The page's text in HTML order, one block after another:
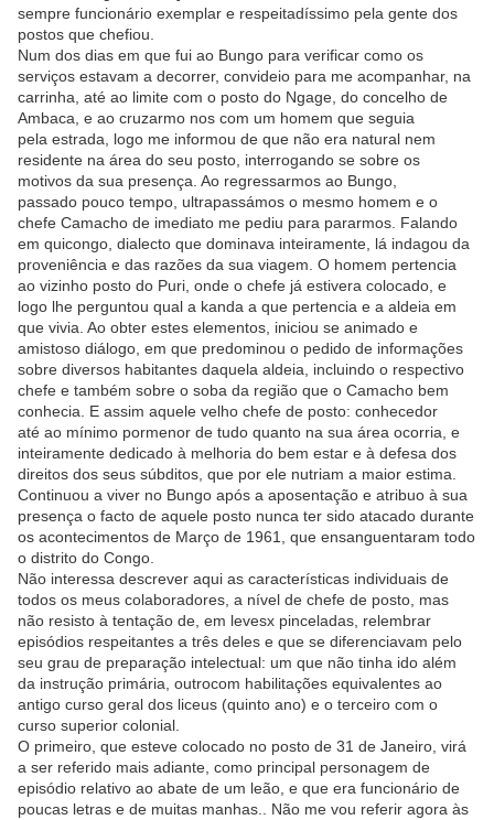
sempre funcionário exemplar e respeitadíssimo pela gente dos
postos que chefiou.
Num dos dias em que fui ao Bungo para verificar como os
serviços estavam a decorrer, convidei­o para me acompanhar, na
carrinha, até ao limite com o posto do Ngage, do concelho de
Ambaca, e ao cruzarmo nos com um homem que seguia
pela estrada, logo me informou de que não era natural nem
residente na área do seu posto, interrogando se sobre os
motivos da sua presença. Ao regressarmos ao Bungo,
passado pouco tempo, ultrapassámos o mesmo homem e o
chefe Camacho de imediato me pediu para pararmos. Falando
em quicongo, dialecto que dominava inteiramente, lá indagou da
proveniência e das razões da sua viagem. O homem pertencia
ao vizinho posto do Puri, onde o chefe já estivera colocado, e
logo lhe perguntou qual a kanda a que pertencia e a aldeia em
que vivia. Ao obter estes elementos, iniciou se animado e
amistoso diálogo, em que predominou o pedido de informações
sobre diversos habitantes daquela aldeia, incluindo o respectivo
chefe e também sobre o soba da região que o Camacho bem
conhecia. E assim aquele velho chefe de posto: conhecedor
até ao mínimo pormenor de tudo quanto na sua área ocorria, e
inteiramente dedicado à melhoria do bem estar e à defesa dos
direitos dos seus súbditos, que por ele nutriam a maior estima.
Continuou a viver no Bungo após a aposentação e atribuo à sua
presença o facto de aquele posto nunca ter sido atacado durante
os acontecimentos de Março de 1961, que ensanguentaram todo
o distrito do Congo.
Não interessa descrever aqui as características individuais de
todos os meus colaboradores, a nível de chefe de posto, mas
não resisto à tentação de, em levesx pinceladas, relembrar
episódios respeitantes a três deles e que se diferenciavam pelo
seu grau de preparação intelectual: um que não tinha ido além
da instrução primária, outrocom habilitações equivalentes ao
antigo curso geral dos liceus (quinto ano) e o terceiro com o
curso superior colonial.
O primeiro, que esteve colocado no posto de 31 de Janeiro, virá
a ser referido mais adiante, como principal personagem de
episódio relativo ao abate de um leão, e que era funcionário de
poucas letras e de muitas manhas.. Não me vou referir agora às